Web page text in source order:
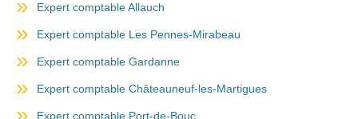
Expert comptable Allauch
Expert comptable Les Pennes-Mirabeau
Expert comptable Gardanne
Expert comptable Châteauneuf-les-Martigues
Expert comptable Port-de-Bouc